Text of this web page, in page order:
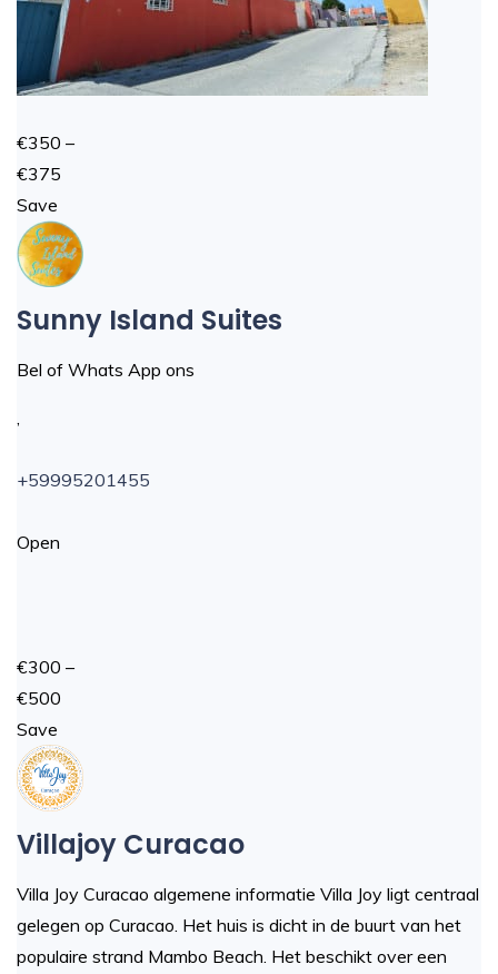
€350 –
€375
Save
Sunny Island Suites
Bel of Whats App ons
+59995201455
Open
€300 –
€500
Save
Villajoy Curacao
Villa Joy Curacao algemene informatie Villa Joy ligt centraal
gelegen op Curacao. Het huis is dicht in de buurt van het
populaire strand Mambo Beach. Het beschikt over een